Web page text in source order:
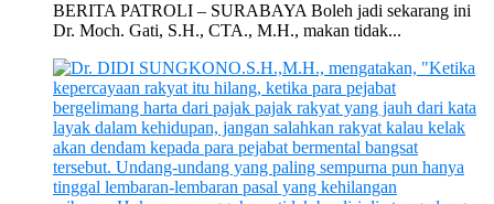
BERITA PATROLI – SURABAYA Boleh jadi sekarang ini
Dr. Moch. Gati, S.H., CTA., M.H., makan tidak...